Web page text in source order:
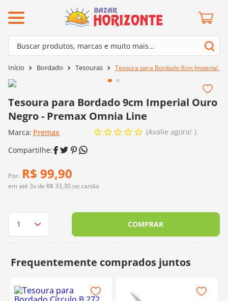
Buscar produtos, marcas e muito mais...
Bordado Tesouras Tesoura para Bordado 9cm Imperial
Tesoura para Bordado 9cm Imperial Ouro
Negro - Premax Omnia Line
Marca: Premax Avalie agora!
Por: R$ 99,90
em até 3x de R$ 33,30 no cartão
COMPRAR
Termos mais buscados
3º kit amigurumi
4º agulha crochê
5º batik
7º euroroma
9
10º dmc
mais buscados
barroco
mollet
kit amigurumi
agulha crochê
batik
lã cisne
dmc